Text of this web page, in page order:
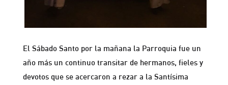
El Sábado Santo por la mañana la Parroquia fue un
año más un continuo transitar de hermanos, fieles y
devotos que se acercaron a rezar a la Santísima